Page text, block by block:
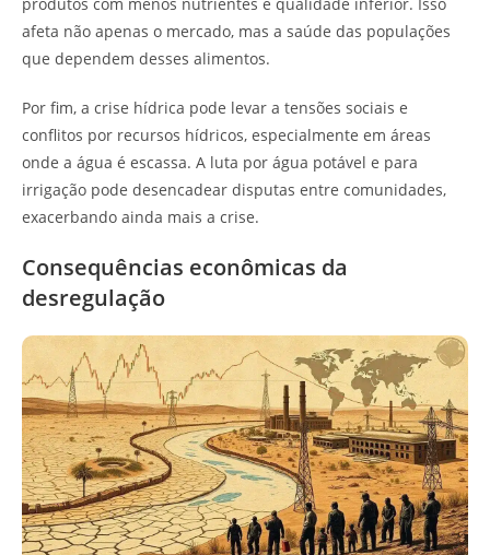
afeta não apenas o mercado, mas a saúde das populações
que dependem desses alimentos.
Por fim, a crise hídrica pode levar a tensões sociais e
conflitos por recursos hídricos, especialmente em áreas
onde a água é escassa. A luta por água potável e para
irrigação pode desencadear disputas entre comunidades,
exacerbando ainda mais a crise.
Consequências econômicas da
desregulação